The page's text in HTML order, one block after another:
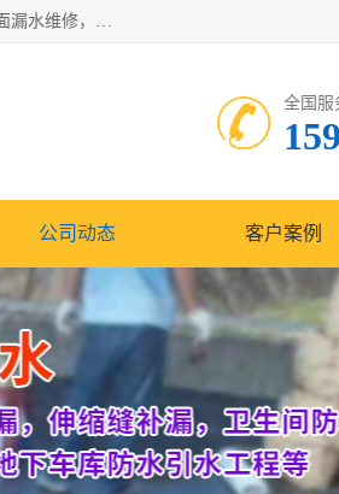
东莞市华展防水补漏装饰工程有限公司主要服务有：东莞防水补漏，东莞厂房防水补漏，东莞房屋渗漏水维修，楼面漏水维修，裂缝补漏，伸缩缝补漏，卫生间防水改造，厕所漏水补漏，外墙窗台补漏，电梯井堵漏，地下车库防水引水工程等
全国服
公司动态 客户案例